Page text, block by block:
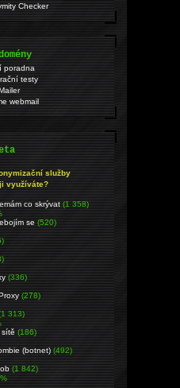
Checker
poradna
testy
webmail
služby
využíváte?
co skrývat(1 358)
se(520)
(336)
(278)
313)
sítě(186)
(botnet)(492)
(1 842)